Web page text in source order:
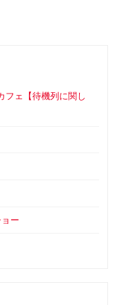
フェ【待機列に関し
ー